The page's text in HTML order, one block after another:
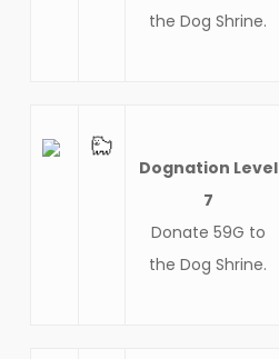
the Dog Shrine.
Dognation Level
7
Donate 59G to
the Dog Shrine.